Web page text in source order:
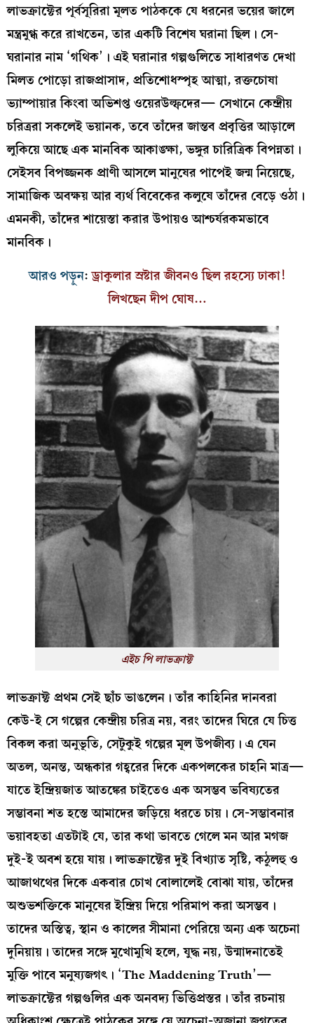
লাভক্রাফ্টের পূর্বসূরিরা মূলত পাঠককে যে ধরনের ভয়ের জালে
মন্ত্রমুগ্ধ করে রাখতেন, তার একটি বিশেষ ঘরানা ছিল। সে-
ঘরানার নাম ‘গথিক’। এই ঘরানার গল্পগুলিতে সাধারণত দেখা
মিলত পোড়ো রাজপ্রাসাদ, প্রতিশোধস্পৃহ আত্মা, রক্তচোষা
ভ্যাম্পায়ার কিংবা অভিশপ্ত ওয়েরউল্ফদের— সেখানে কেন্দ্রীয়
চরিত্ররা সকলেই ভয়ানক, তবে তাঁদের জান্তব প্রবৃত্তির আড়ালে
লুকিয়ে আছে এক মানবিক আকাঙ্ক্ষা, ভঙ্গুর চারিত্রিক বিপন্নতা।
সেইসব বিপজ্জনক প্রাণী আসলে মানুষের পাপেই জন্ম নিয়েছে,
সামাজিক অবক্ষয় আর ব্যর্থ বিবেকের কলুষে তাঁদের বেড়ে ওঠা।
এমনকী, তাঁদের শায়েস্তা করার উপায়ও আশ্চর্যরকমভাবে
মানবিক।
আরও পড়ুন:ড্রাকুলার স্রষ্টার জীবনও ছিল রহস্যে ঢাকা!
লিখছেন দীপ ঘোষ…
এইচ পি লাভক্রাফ্ট
লাভক্রাফ্ট প্রথম সেই ছাঁচ ভাঙলেন। তাঁর কাহিনির দানবরা
কেউ-ই সে গল্পের কেন্দ্রীয় চরিত্র নয়, বরং তাদের ঘিরে যে চিত্ত
বিকল করা অনুভূতি, সেটুকুই গল্পের মূল উপজীব্য। এ যেন
অতল, অনন্ত, অন্ধকার গহ্বরের দিকে একপলকের চাহনি মাত্র—
যাতে ইন্দ্রিয়জাত আতঙ্কের চাইতেও এক অসম্ভব ভবিষ্যতের
সম্ভাবনা শত হস্তে আমাদের জড়িয়ে ধরতে চায়। সে-সম্ভাবনার
ভয়াবহতা এতটাই যে, তার কথা ভাবতে গেলে মন আর মগজ
দুই-ই অবশ হয়ে যায়। লাভক্রাফ্টের দুই বিখ্যাত সৃষ্টি, কঠুলহু ও
আজাথথের দিকে একবার চোখ বোলালেই বোঝা যায়, তাঁদের
অশুভশক্তিকে মানুষের ইন্দ্রিয় দিয়ে পরিমাপ করা অসম্ভব।
তাদের অস্তিত্ব, স্থান ও কালের সীমানা পেরিয়ে অন্য এক অচেনা
দুনিয়ায়। তাদের সঙ্গে মুখোমুখি হলে, যুদ্ধ নয়, উন্মাদনাতেই
মুক্তি পাবে মনুষ্যজগৎ। ‘The Maddening Truth’—
লাভক্রাফ্টের গল্পগুলির এক অনবদ্য ভিত্তিপ্রস্তর। তাঁর রচনায়